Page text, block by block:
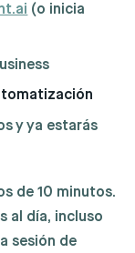
(o inicia
y ya estarás
de 10 minutos.
al día, incluso
sesión de